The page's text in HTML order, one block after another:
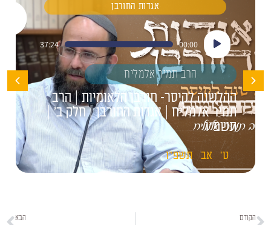
אגדות החורבן
נגן
אודיו
00:00
37:24
הרב תמיר אלמליח
ההלשנה לקיסר- חורבן הלאומיות | הרב
תמיר אלמליח | אגדות החורבן | חלק ב' |
תשפ"ו
ט' אב תשפ"ו
הקודם הבא